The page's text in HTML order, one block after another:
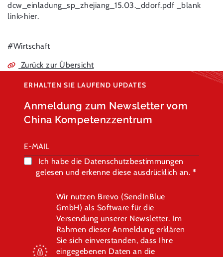
dcw_einladung_sp_zhejiang_15.03._ddorf.pdf _blank
link>hier.
#Wirtschaft
Zurück zur Übersicht
ERHALTEN SIE LAUFEND UPDATES
Anmeldung zum Newsletter vom
China Kompetenzzentrum
Ich habe die Datenschutzbestimmungen
gelesen und erkenne diese ausdrücklich an.
Wir nutzen Brevo (SendInBlue
GmbH) als Software für die
Versendung unserer Newsletter. Im
Rahmen dieser Anmeldung erklären
Sie sich einverstanden, dass Ihre
eingegebenen Daten an die